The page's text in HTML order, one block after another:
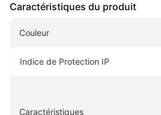
Caractéristiques du produit
Couleur
Indice de Protection IP
Caractéristiques